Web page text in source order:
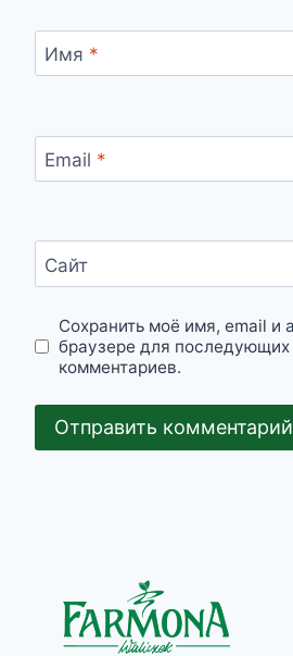
Имя *
Email *
Сайт
Сохранить моё имя, email и
браузере для
комментариев.